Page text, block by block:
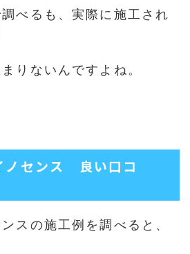
べるも、実際に施工され
りないんですよね。
ノセンス 良い口コ
スの施工例を調べると、